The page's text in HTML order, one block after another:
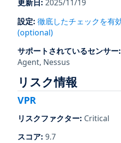
更新日: 2025/11/19
設定: 徹底したチェックを有
(optional)
サポートされているセンサー:
Agent, Nessus
リスク情報
VPR
リスクファクター: Critical
スコア: 9.7